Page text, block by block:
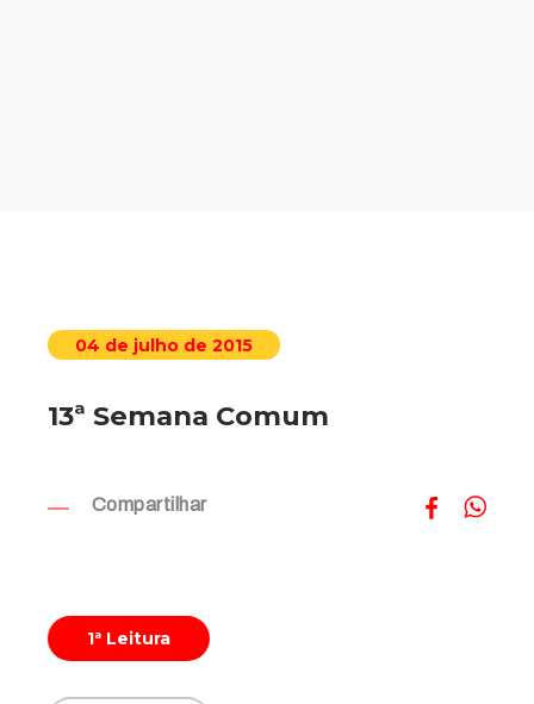
04 de julho de 2015
13ª Semana Comum
Compartilhar
1ª Leitura